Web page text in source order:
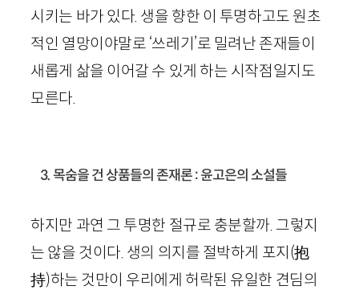
시키는 바가 있다. 생을 향한 이 투명하고도 원초
적인 열망이야말로 ‘쓰레기’로 밀려난 존재들이
새롭게 삶을 이어갈 수 있게 하는 시작점일지도
모른다.
3. 목숨을 건 상품들의 존재론 : 윤고은의 소설들
하지만 과연 그 투명한 절규로 충분할까. 그렇지
는 않을 것이다. 생의 의지를 절박하게 포지(抱
持)하는 것만이 우리에게 허락된 유일한 견딤의